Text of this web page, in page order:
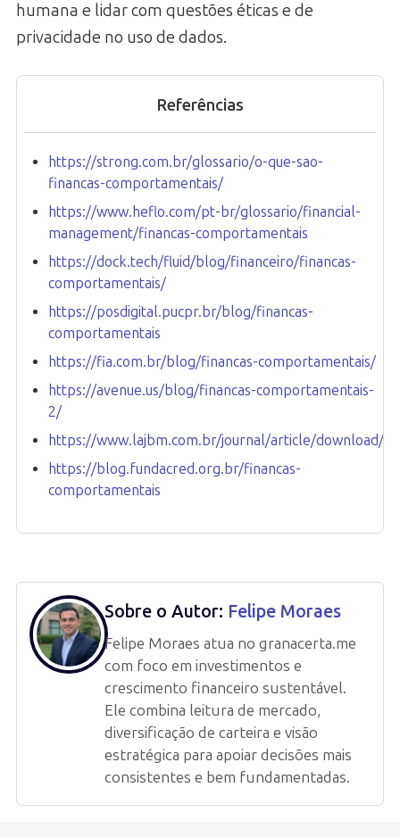
humana e lidar com questões éticas e de
privacidade no uso de dados.
Referências
https://strong.com.br/glossario/o-que-sao-
financas-comportamentais/
https://www.heflo.com/pt-br/glossario/financial-
management/financas-comportamentais
https://dock.tech/fluid/blog/financeiro/financas-
comportamentais/
https://posdigital.pucpr.br/blog/financas-
comportamentais
https://fia.com.br/blog/financas-comportamentais/
https://avenue.us/blog/financas-comportamentais-
2/
https://www.lajbm.com.br/journal/article/download/7/
https://blog.fundacred.org.br/financas-
comportamentais
Sobre o Autor: Felipe Moraes
Felipe Moraes atua no granacerta.me
com foco em investimentos e
crescimento financeiro sustentável.
Ele combina leitura de mercado,
diversificação de carteira e visão
estratégica para apoiar decisões mais
consistentes e bem fundamentadas.